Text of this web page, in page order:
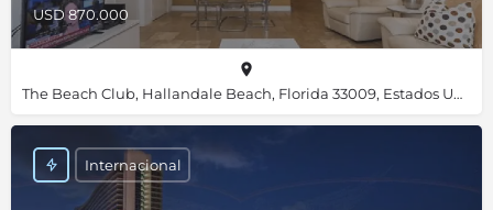
USD 870.000
The Beach Club, Hallandale Beach, Florida 33009, Estados Unidos, 25.98455, -80.11820
Internacional